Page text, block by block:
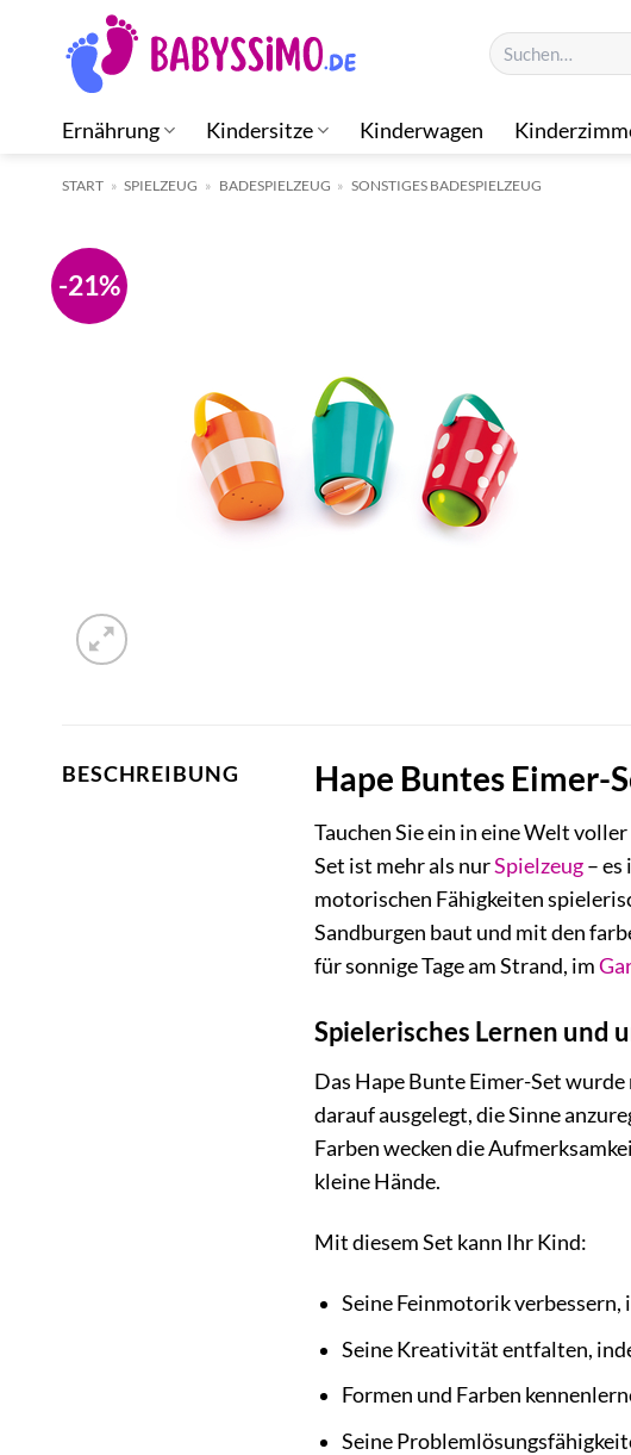
springen
Suchen
nach:
Ernährung Kindersitze Kinderwagen
START » SPIELZEUG » BADESPIELZEUG » SONSTIGES BADESPIELZEUG
-21%
BESCHREIBUNG Hape Buntes Eimer-
Tauchen Sie ein in eine Welt voller
Set ist mehr als nurSpielzeug– es
motorischen Fähigkeiten
Sandburgen baut und mit den
für sonnige Tage am Strand, im
Spielerisches Lernen und
Das Hape Bunte Eimer-Set
darauf ausgelegt, die Sinne
Farben wecken die
kleine Hände.
Mit diesem Set kann Ihr Kind:
Seine Feinmotorik
Seine Kreativität entfalten,
Formen und Farben
Seine